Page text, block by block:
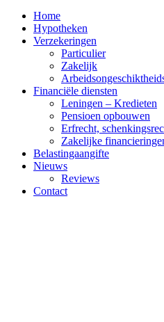
Home
Hypotheken
Verzekeringen
Particulier
Zakelijk
Financiële diensten
Leningen – Kredieten
Pensioen opbouwen
Erfrecht,
Zakelijke
Belastingaangifte
Nieuws
Reviews
Contact